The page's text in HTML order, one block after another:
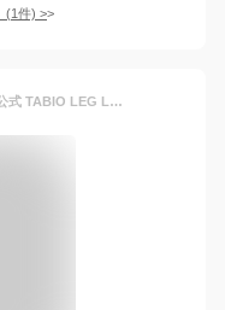
(1件) >
【全品送料無料〜10/11 23:59迄】【公式 TABIO LEG LABO】 【温脚Labo】三層パイルの 裏モコモコ ショートソックス / 靴下屋 靴下 タビオ くつ下 厚手 ショート ソックス くるぶし上 毛混 ウール混 ウール 冬 ルームソックス ルーム 部屋履き レディース 日本製